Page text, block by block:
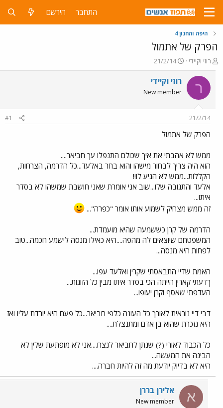
התחבר הירשם
היפה והחנון 4
הפרק של אתמול
פ
ו
ת
ח
ה
ש
א
רוזי וקיידי
פ
ו
ר
ם
ר
21/2/14
ר רוזי וקיידי
New member
21/2/14
#1
הפרק של אתמול
ממש לא אהבתי את איך שכולם התנפלו עך חביאר....
הוא היה צריך לבחור מישהו והוא בחר באלעד...כל הדרמה, הצרחות,
הקללות...ממש לא הגיע לו!!
אלעד והתגובה שלו...שוב אני אומרת שאני חושבת שמשהו לא בסדר
איתו...
זה ממש מצחיק לשמוע אותו אומר "כפרה"...
הדרמה של קרן כששמעה שהיא מועמדת...
המשפטחם שיוצאים לה מהפה....היא כאילו מנסה לישמע חכמה...טוב
לפחות היא מנסה...
האמת שדיי התבאסתי שקרין ואלעד עפו...
ךדעתי קארין הייתה הכי בסדר איתו מבין כל הזוגות...
העדפתי שאסף וקרן יעופו...
דבי דיי נוראית לאורך כל העונה כלפי חביאר...כל פעם היא יורדת עליו ואז
היא נזכרת שהוא בן אדם ומתנצלת....
כל הכבוד לאורי (?) שנתן לחביאר לנצח....אני לא מופתעת שלין לא
הבינה את המעשה...
היא לא בדיוק יודעת מה זה להיות חברה....
א אלירן בררן
New member